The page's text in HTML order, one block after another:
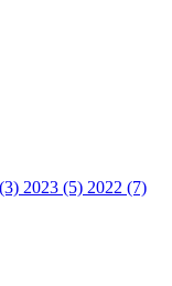
2023 (5) 2022 (7)